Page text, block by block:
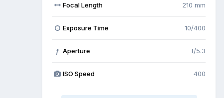
Focal Length 210 mm
Exposure Time 10/400
f Aperture f/5.3
ISO Speed 400